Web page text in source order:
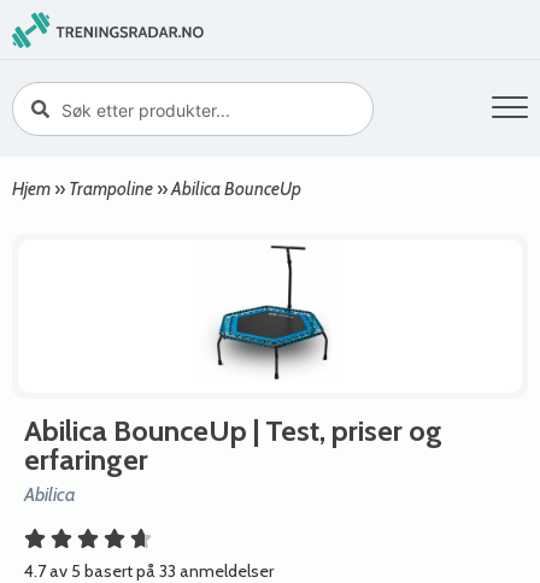
Hjem » Trampoline »Abilica BounceUp
Abilica BounceUp | Test, priser og
erfaringer
Abilica
4.7 av 5 basert på 33 anmeldelser